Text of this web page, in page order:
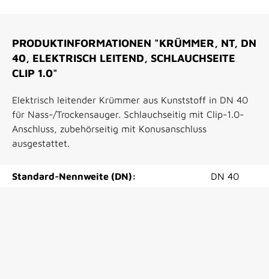
PRODUKTINFORMATIONEN "KRÜMMER, NT, DN
40, ELEKTRISCH LEITEND, SCHLAUCHSEITE
CLIP 1.0"
Elektrisch leitender Krümmer aus Kunststoff in DN 40
für Nass-/Trockensauger. Schlauchseitig mit Clip-1.0-
Anschluss, zubehörseitig mit Konusanschluss
ausgestattet.
Standard-Nennweite (DN): DN 40